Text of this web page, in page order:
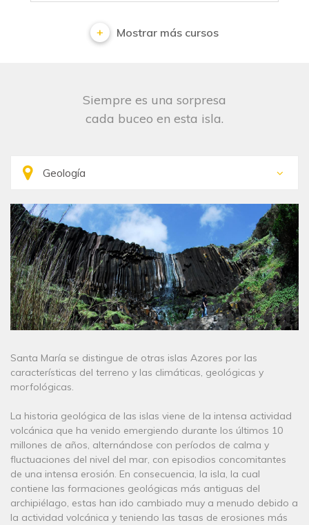
Mostrar más cursos
Siempre es una sorpresa
cada buceo en esta isla.
Santa María se distingue de otras islas Azores por las
características del terreno y las climáticas, geológicas y
morfológicas.
La historia geológica de las islas viene de la intensa actividad
volcánica que ha venido emergiendo durante los últimos 10
millones de años, alternándose con períodos de calma y
fluctuaciones del nivel del mar, con episodios concomitantes
de una intensa erosión. En consecuencia, la isla, la cual
contiene las formaciones geológicas más antiguas del
archipiélago, estas han ido cambiado muy a menudo debido a
la actividad volcánica y teniendo las tasas de erosiones más